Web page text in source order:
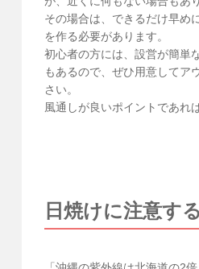
その場合は、できるだけ早め
を作る必要があります。
初心者の方には、設営が簡単
もあるので、ぜひ用意してア
さい。
風通しが良いポイントであれ
日焼けに注意する